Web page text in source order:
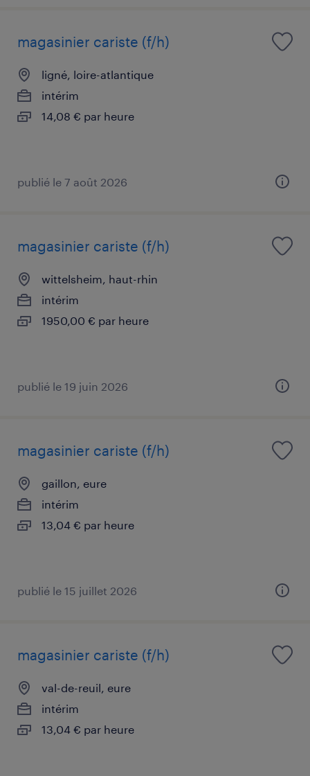
magasinier cariste (f/h)
ligné, loire-atlantique
intérim
14,08 € par heure
publié le 7 août 2026
magasinier cariste (f/h)
wittelsheim, haut-rhin
intérim
1950,00 € par heure
publié le 19 juin 2026
magasinier cariste (f/h)
gaillon, eure
intérim
13,04 € par heure
publié le 15 juillet 2026
magasinier cariste (f/h)
val-de-reuil, eure
intérim
13,04 € par heure